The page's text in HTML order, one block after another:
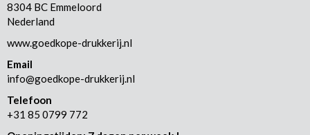
8304 BC Emmeloord
Nederland
www.goedkope-drukkerij.nl
Email
info@goedkope-drukkerij.nl
Telefoon
+31 85 0799 772